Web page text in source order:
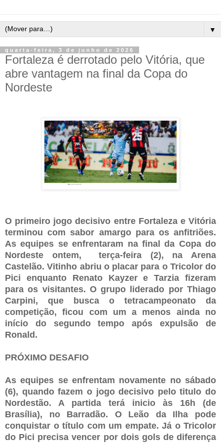
▼
quarta-feira, 3 de junho de 2026
Fortaleza é derrotado pelo Vitória, que
abre vantagem na final da Copa do
Nordeste
O primeiro jogo decisivo entre Fortaleza e Vitória
terminou com sabor amargo para os anfitriões.
As equipes se enfrentaram na final da Copa do
Nordeste ontem, terça-feira (2), na Arena
Castelão. Vitinho abriu o placar para o Tricolor do
Pici enquanto Renato Kayzer e Tarzia fizeram
para os visitantes. O grupo liderado por Thiago
Carpini, que busca o tetracampeonato da
competição, ficou com um a menos ainda no
início do segundo tempo após expulsão de
Ronald.
PRÓXIMO DESAFIO
As equipes se enfrentam novamente no sábado
(6), quando fazem o jogo decisivo pelo titulo do
Nordestão. A partida terá inicio às 16h (de
Brasília), no Barradão. O Leão da Ilha pode
conquistar o título com um empate. Já o Tricolor
do Pici precisa vencer por dois gols de diferença